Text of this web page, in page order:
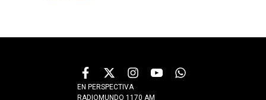
EN PERSPECTIVA
RADIOMUNDO 1170 AM